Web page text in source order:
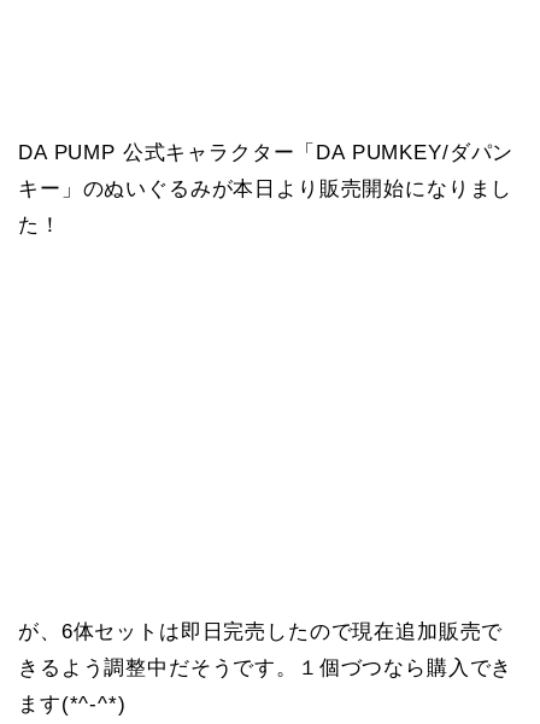
DA PUMP 公式キャラクター「DA PUMKEY/ダパン
キー」のぬいぐるみが本日より販売開始になりまし
た！
が、6体セットは即日完売したので現在追加販売で
きるよう調整中だそうです。１個づつなら購入でき
ます(*^-^*)